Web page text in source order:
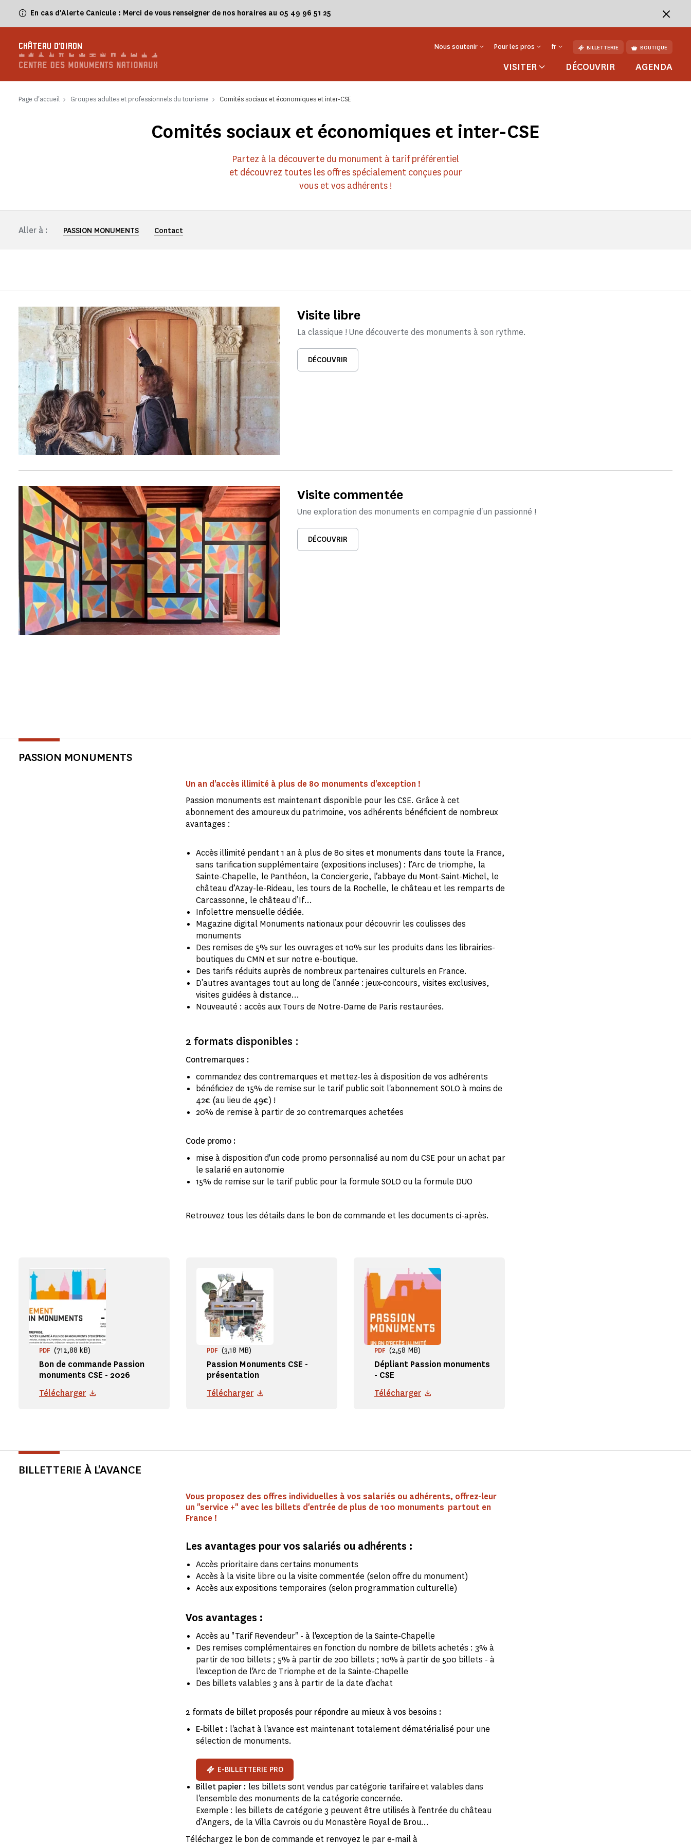
En cas d'Alerte Canicule : Merci de vous renseigner de nos horaires au 05 49 96 51 25
CHÂTEAU D'OIRON Nous soutenir Pour les pros fr BILLETTERIE BOUTIQUE
VISITER DÉCOUVRIR AGENDA
Page d'accueil Groupes adultes et professionnels du tourisme Comités sociaux et économiques et inter-CSE
Comités sociaux et économiques et inter-CSE
Partez à la découverte du monument à tarif préférentiel
et découvrez toutes les offres spécialement conçues pour
vous et vos adhérents !
Aller à : PASSION MONUMENTS Contact
Visite libre
La classique ! Une découverte des monuments à son rythme.
DÉCOUVRIR
Visite commentée
Une exploration des monuments en compagnie d'un passionné !
DÉCOUVRIR
PASSION MONUMENTS
Un an d'accès illimité à plus de 80 monuments d'exception !
Passion monuments est maintenant disponible pour les CSE. Grâce à cet
abonnement des amoureux du patrimoine, vos adhérents bénéficient de nombreux
avantages :
Accès illimité pendant 1 an à plus de 80 sites et monuments dans toute la France,
sans tarification supplémentaire (expositions incluses) : l’Arc de triomphe, la
Sainte-Chapelle, le Panthéon, la Conciergerie, l’abbaye du Mont-Saint-Michel, le
château d’Azay-le-Rideau, les tours de la Rochelle, le château et les remparts de
Carcassonne, le château d’If…
Infolettre mensuelle dédiée.
Magazine digital Monuments nationaux pour découvrir les coulisses des
monuments
Des remises de 5% sur les ouvrages et 10% sur les produits dans les librairies-
boutiques du CMN et sur notre e-boutique.
Des tarifs réduits auprès de nombreux partenaires culturels en France.
D’autres avantages tout au long de l’année : jeux-concours, visites exclusives,
visites guidées à distance…
Nouveauté : accès aux Tours de Notre-Dame de Paris restaurées.
2 formats disponibles :
Contremarques :
commandez des contremarques et mettez-les à disposition de vos adhérents
bénéficiez de 15% de remise sur le tarif public soit l'abonnement SOLO à moins de
42€ (au lieu de 49€) !
20% de remise à partir de 20 contremarques achetées
Code promo :
mise à disposition d'un code promo personnalisé au nom du CSE pour un achat par
le salarié en autonomie
15% de remise sur le tarif public pour la formule SOLO ou la formule DUO
Retrouvez tous les détails dans le bon de commande et les documents ci-après.
Bon de commande Passion
monuments CSE - 2026
PDF (712,88 kB)
Télécharger
Passion Monuments CSE -
présentation
PDF (3,18 MB)
Télécharger
Dépliant Passion monuments
- CSE
PDF (2,58 MB)
Télécharger
BILLETTERIE À L'AVANCE
Vous proposez des offres individuelles à vos salariés ou adhérents, offrez-leur
un "service +" avec les billets d'entrée de plus de 100 monuments partout en
France !
Les avantages pour vos salariés ou adhérents :
Accès prioritaire dans certains monuments
Accès à la visite libre ou la visite commentée (selon offre du monument)
Accès aux expositions temporaires (selon programmation culturelle)
Vos avantages :
Accès au "Tarif Revendeur" - à l'exception de la Sainte-Chapelle
Des remises complémentaires en fonction du nombre de billets achetés : 3% à
partir de 100 billets ; 5% à partir de 200 billets ; 10% à partir de 500 billets - à
l'exception de l'Arc de Triomphe et de la Sainte-Chapelle
Des billets valables 3 ans à partir de la date d'achat
2 formats de billet proposés pour répondre au mieux à vos besoins :
E-billet : l'achat à l'avance est maintenant totalement dématérialisé pour une
sélection de monuments.
E-BILLETTERIE PRO
Billet papier : les billets sont vendus par catégorie tarifaire et valables dans
l'ensemble des monuments de la catégorie concernée.
Exemple : les billets de catégorie 3 peuvent être utilisés à l’entrée du château
d’Angers, de la Villa Cavrois ou du Monastère Royal de Brou…
Téléchargez le bon de commande et renvoyez le par e-mail à